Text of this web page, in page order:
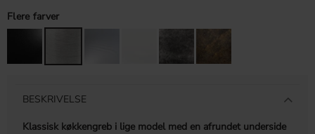
Flere farver
BESKRIVELSE
Klassisk køkkengreb i lige model med en afrundet underside